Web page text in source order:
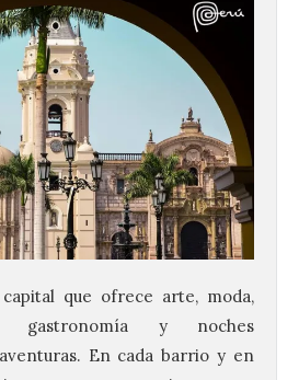
que ofrece arte, moda,
gastronomía y noches
En cada barrio y en